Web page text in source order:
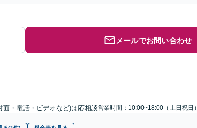
メールでお問い合わせ
面・電話・ビデオなど)は応相談営業時間：10:00~18:00（土日祝日）